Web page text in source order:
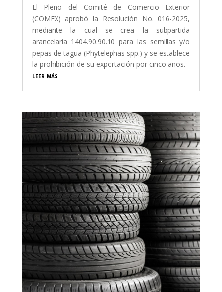
El Pleno del Comité de Comercio Exterior
(COMEX) aprobó la Resolución No. 016-2025,
mediante la cual se crea la subpartida
arancelaria 1404.90.90.10 para las semillas y/o
pepas de tagua (Phytelephas spp.) y se establece
la prohibición de su exportación por cinco años.
leer más